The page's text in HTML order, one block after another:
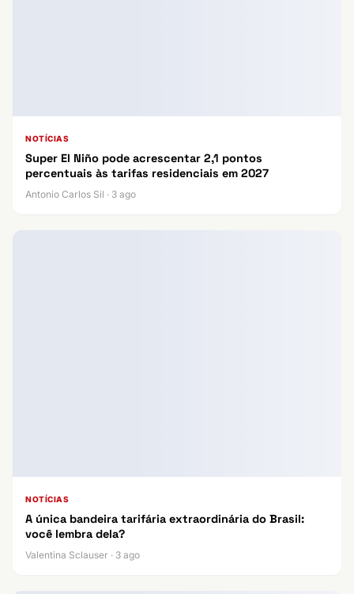
NOTÍCIAS
Super El Niño pode acrescentar 2,1 pontos
percentuais às tarifas residenciais em 2027
Antonio Carlos Sil · 3 ago
NOTÍCIAS
A única bandeira tarifária extraordinária do Brasil:
você lembra dela?
Valentina Sclauser · 3 ago